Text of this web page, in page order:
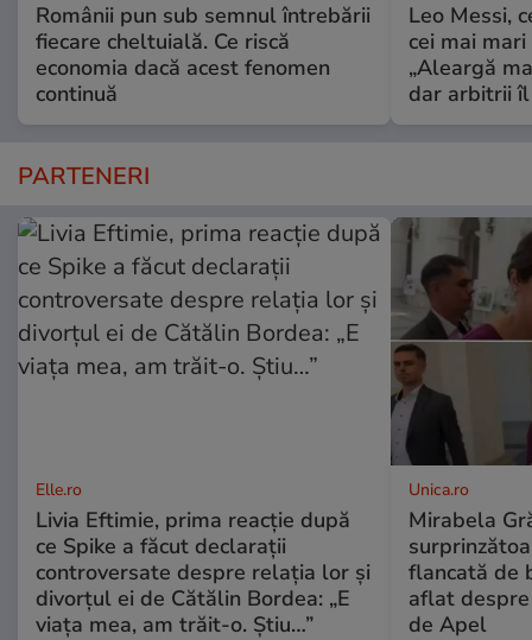
Românii pun sub semnul întrebării
fiecare cheltuială. Ce riscă
economia dacă acest fenomen
continuă
Leo Messi,
cei mai
„Aleargă
dar arbitrii îl
PARTENERI
Elle.ro
Livia Eftimie, prima reacție după
ce Spike a făcut declarații
controversate despre relația lor și
divorțul ei de Cătălin Bordea: „E
viața mea, am trăit-o. Știu…”
Unica.ro
Mirabela
flancată de
aflat
de Apel